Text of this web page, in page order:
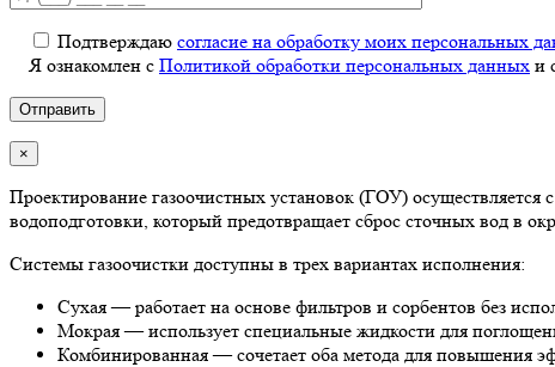
Подтверждаю согласие на обработку моих персональных
Я ознакомлен с Политикой обработки персональных данных и
×
Проектирование газоочистных установок (ГОУ)
водоподготовки, который предотвращает сброс сточных вод в
Системы газоочистки доступны в трех вариантах исполнения:
Сухая — работает на основе фильтров и сорбентов без
Мокрая — использует специальные жидкости для
Комбинированная — сочетает оба метода для повышения